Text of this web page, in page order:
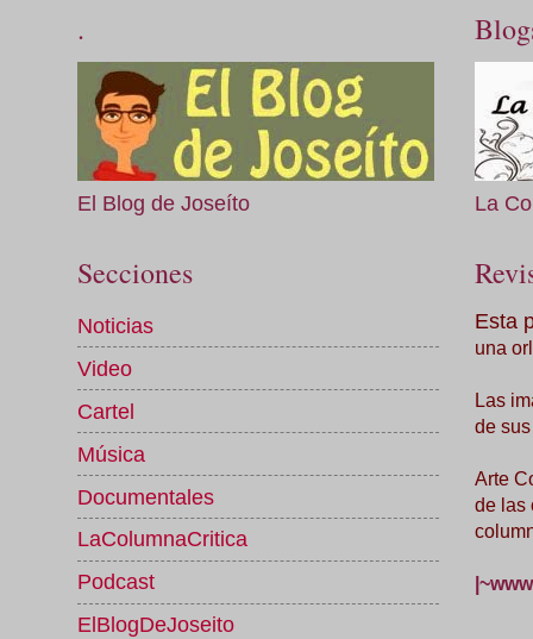
.
El Blog de Joseíto
Secciones
Noticias
Video
Cartel
Música
Documentales
LaColumnaCritica
Podcast
ElBlogDeJoseito
La
Esta
una
Las
de
Arte
de las